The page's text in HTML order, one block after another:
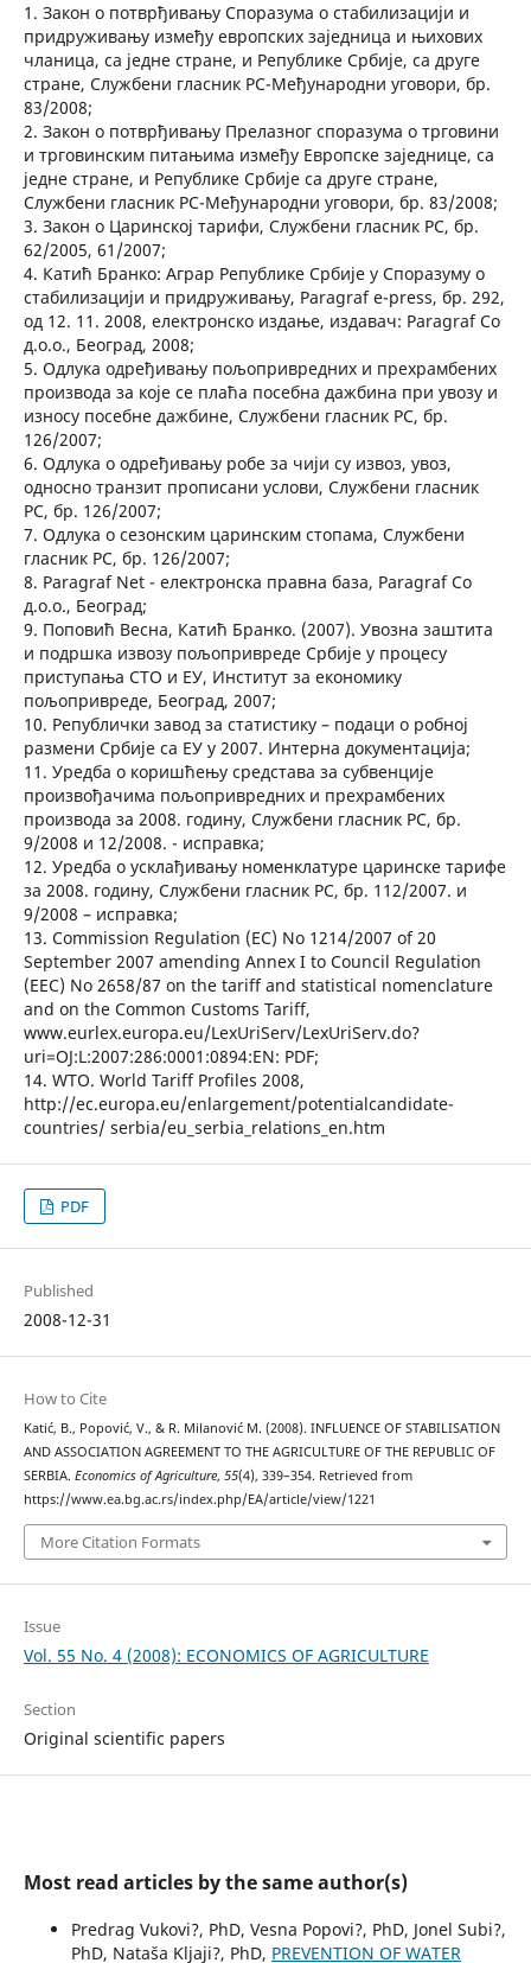
1. Закон о потврђивању Споразума о стабилизацији и
придруживању између европских заједница и њихових
чланица, са једне стране, и Републике Србије, са друге
стране, Службени гласник РС-Међународни уговори, бр.
83/2008;
2. Закон о потврђивању Прелазног споразума о трговини
и трговинским питањима између Европске заједнице, са
једне стране, и Републике Србије са друге стране,
Службени гласник РС-Међународни уговори, бр. 83/2008;
3. Закон о Царинској тарифи, Службени гласник РС, бр.
62/2005, 61/2007;
4. Катић Бранко: Аграр Републике Србије у Споразуму о
стабилизацији и придруживању, Paragraf e-press, бр. 292,
од 12. 11. 2008, електронско издање, издавач: Paragraf Co
д.о.о., Београд, 2008;
5. Одлука одређивању пољопривредних и прехрамбених
производа за које се плаћа посебна дажбина при увозу и
износу посебне дажбине, Службени гласник РС, бр.
126/2007;
6. Одлука о одређивању робе за чији су извоз, увоз,
односно транзит прописани услови, Службени гласник
РС, бр. 126/2007;
7. Одлука о сезонским царинским стопама, Службени
гласник РС, бр. 126/2007;
8. Paragraf Net - електронска правна база, Paragraf Co
д.о.о., Београд;
9. Поповић Весна, Катић Бранко. (2007). Увозна заштита
и подршка извозу пољопривреде Србије у процесу
приступања СТО и ЕУ, Институт за економику
пољопривреде, Београд, 2007;
10. Републички завод за статистику – подаци о робној
размени Србије са ЕУ у 2007. Интерна документација;
11. Уредба о коришћењу срeдстава за субвенције
произвођачима пољопривредних и прехрамбених
производа за 2008. годину, Службени гласник РС, бр.
9/2008 и 12/2008. - исправка;
12. Уредба о усклађивању номенклатуре царинске тарифе
за 2008. годину, Службени гласник РС, бр. 112/2007. и
9/2008 – исправка;
13. Commission Regulation (EC) No 1214/2007 of 20
September 2007 amending Annex I to Council Regulation
(EEC) No 2658/87 on the tariff and statistical nomenclature
and on the Common Customs Tariff,
www.eurlex.europa.eu/LexUriServ/LexUriServ.do?
uri=OJ:L:2007:286:0001:0894:EN: PDF;
14. WTO. World Tariff Profiles 2008,
http://ec.europa.eu/enlargement/potentialcandidate-
countries/ serbia/eu_serbia_relations_en.htm
PDF
Published
2008-12-31
How to Cite
Katić, B., Popović, V., & R. Milanović М. (2008). INFLUENCE OF STABILISATION
AND ASSOCIATION AGREEMENT TO THE AGRICULTURE OF THE REPUBLIC OF
SERBIA. Economics of Agriculture, 55(4), 339–354. Retrieved from
https://www.ea.bg.ac.rs/index.php/EA/article/view/1221
More Citation Formats
Issue
Vol. 55 No. 4 (2008): ECONOMICS OF AGRICULTURE
Section
Original scientific papers
Most read articles by the same author(s)
Predrag Vukovi?, PhD, Vesna Popovi?, PhD, Jonel Subi?,
PhD, Nataša Kljaji?, PhD, PREVENTION OF WATER